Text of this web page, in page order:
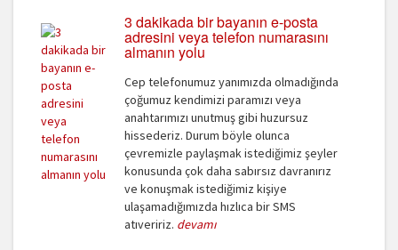
3 dakikada bir bayanın e-posta
adresini veya telefon numarasını
almanın yolu
Cep telefonumuz yanımızda olmadığında
çoğumuz kendimizi paramızı veya
anahtarımızı unutmuş gibi huzursuz
hissederiz. Durum böyle olunca
çevremizle paylaşmak istediğimiz şeyler
konusunda çok daha sabırsız davranırız
ve konuşmak istediğimiz kişiye
ulaşamadığımızda hızlıca bir SMS
atıveririz. devamı